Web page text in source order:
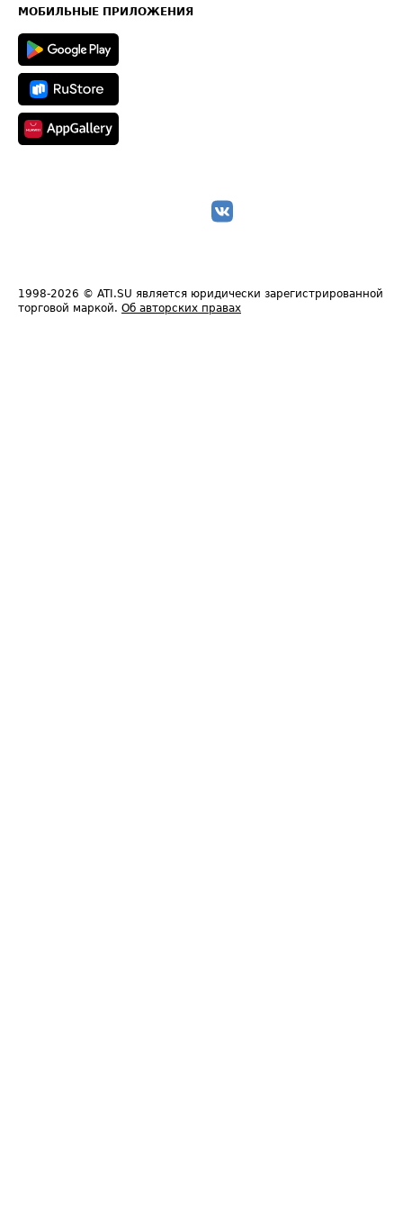
Техническая информация
МОБИЛЬНЫЕ ПРИЛОЖЕНИЯ
1998-2026 © ATI.SU является юридически зарегистрированной
торговой маркой. Об авторских правах